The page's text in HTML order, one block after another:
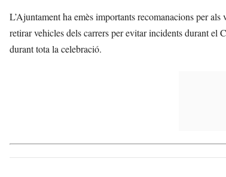
L’Ajuntament ha emès importants recomanacions per
retirar vehicles dels carrers per evitar incidents durant
durant tota la celebració.